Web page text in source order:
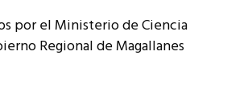
por el Ministerio de Ciencia
Regional de Magallanes